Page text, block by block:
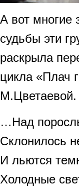
А вот многие
судьбы эти
раскрыла
цикла «Плач
М.Цветаевой.
…Над
Склонилось
И льются
Холодные